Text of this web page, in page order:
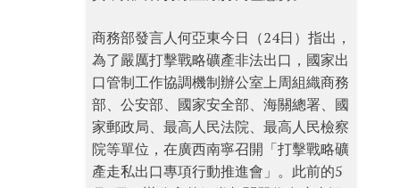
商務部發言人何亞東今日（24日）指出，
為了嚴厲打擊戰略礦產非法出口，國家出
口管制工作協調機制辦公室上周組織商務
部、公安部、國家安全部、海關總署、國
家郵政局、最高人民法院、最高人民檢察
院等單位，在廣西南寧召開「打擊戰略礦
產走私出口專項行動推進會」。此前的5